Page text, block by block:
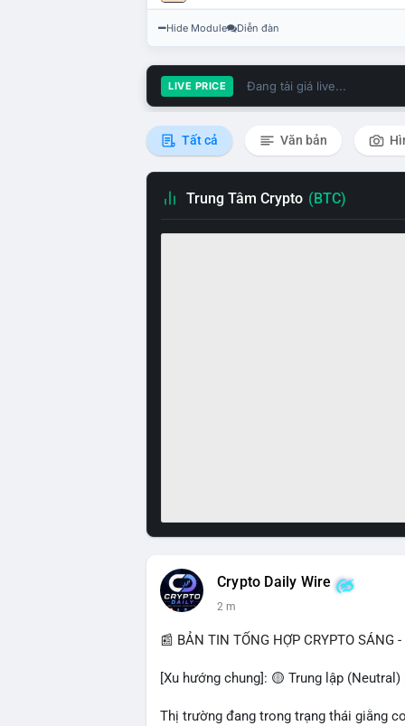
Hide Module Diễn đàn
LIVE PRICE Đang tải giá live...
Tất cả Văn bản
Trung Tâm Crypto (BTC)
Crypto Daily Wire
2 m
📰 BẢN TIN TỔNG HỢP CRYPTO SÁNG
[Xu hướng chung]: 🟡 Trung lập
Thị trường đang trong trạng thái giằng